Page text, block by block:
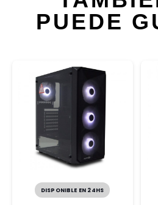
PUEDE
DISPONIBLE EN 24HS